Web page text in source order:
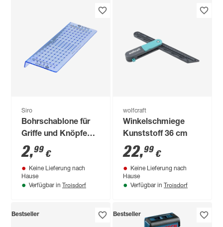
Siro
Bohrschablone für
Griffe und Knöpfe
288 x 74 x 17 mm
2,99 €
Keine Lieferung nach
Hause
Verfügbar in Troisdorf
wolfcraft
Winkelschmiege
Kunststoff 36 cm
22,99 €
Keine Lieferung nach
Hause
Verfügbar in Troisdorf
Bestseller Bestseller